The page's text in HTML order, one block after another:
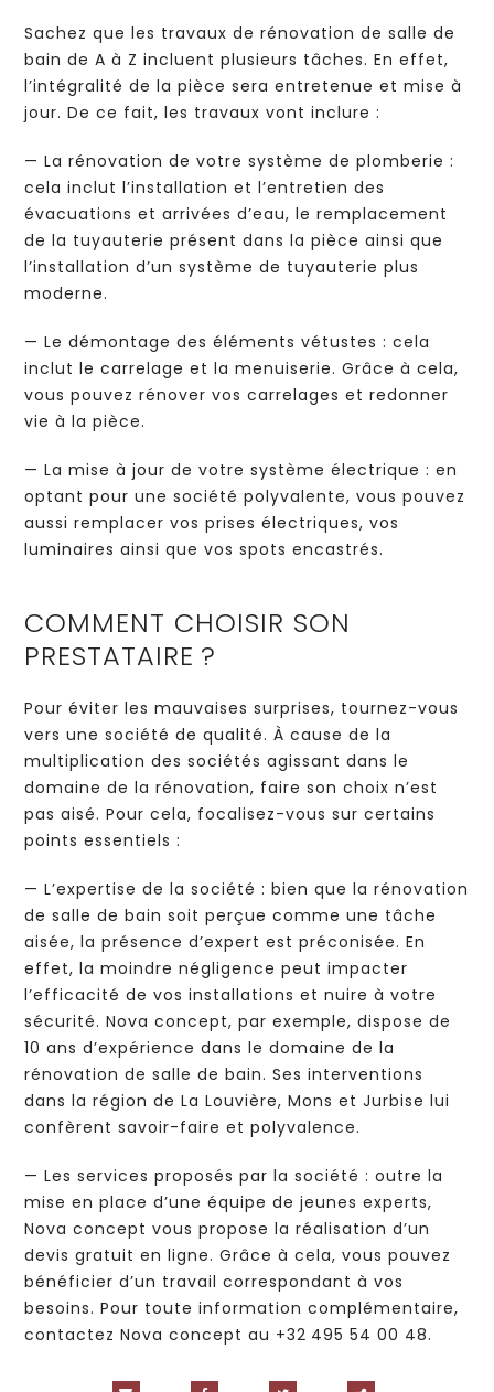
Sachez que les travaux de rénovation de salle de
bain de A à Z incluent plusieurs tâches. En effet,
l’intégralité de la pièce sera entretenue et mise à
jour. De ce fait, les travaux vont inclure :
— La rénovation de votre système de plomberie :
cela inclut l’installation et l’entretien des
évacuations et arrivées d’eau, le remplacement
de la tuyauterie présent dans la pièce ainsi que
l’installation d’un système de tuyauterie plus
moderne.
— Le démontage des éléments vétustes : cela
inclut le carrelage et la menuiserie. Grâce à cela,
vous pouvez rénover vos carrelages et redonner
vie à la pièce.
— La mise à jour de votre système électrique : en
optant pour une société polyvalente, vous pouvez
aussi remplacer vos prises électriques, vos
luminaires ainsi que vos spots encastrés.
COMMENT CHOISIR SON
PRESTATAIRE ?
Pour éviter les mauvaises surprises, tournez-vous
vers une société de qualité. À cause de la
multiplication des sociétés agissant dans le
domaine de la rénovation, faire son choix n’est
pas aisé. Pour cela, focalisez-vous sur certains
points essentiels :
— L’expertise de la société : bien que la rénovation
de salle de bain soit perçue comme une tâche
aisée, la présence d’expert est préconisée. En
effet, la moindre négligence peut impacter
l’efficacité de vos installations et nuire à votre
sécurité. Nova concept, par exemple, dispose de
10 ans d’expérience dans le domaine de la
rénovation de salle de bain. Ses interventions
dans la région de La Louvière, Mons et Jurbise lui
confèrent savoir-faire et polyvalence.
— Les services proposés par la société : outre la
mise en place d’une équipe de jeunes experts,
Nova concept vous propose la réalisation d’un
devis gratuit en ligne. Grâce à cela, vous pouvez
bénéficier d’un travail correspondant à vos
besoins. Pour toute information complémentaire,
contactez Nova concept au +32 495 54 00 48.